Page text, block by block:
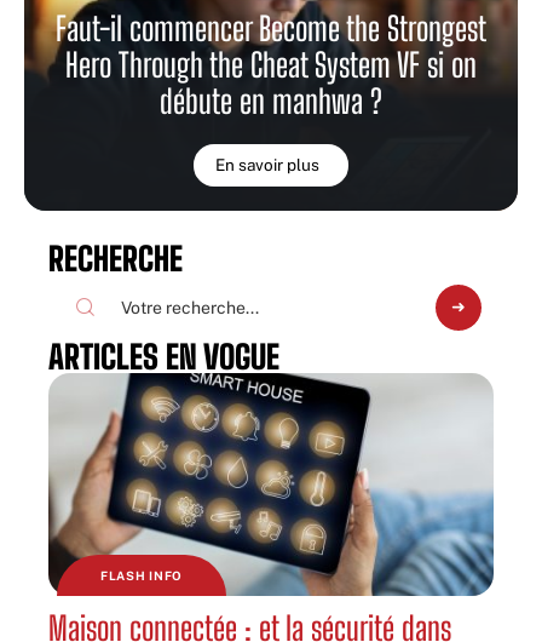
Faut-il commencer Become the Strongest
Hero Through the Cheat System VF si on
débute en manhwa ?
En savoir plus
RECHERCHE
ARTICLES EN VOGUE
FLASH INFO
Maison connectée : et la sécurité dans